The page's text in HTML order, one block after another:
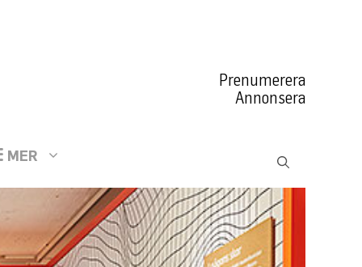
Prenumerera
Annonsera
MER